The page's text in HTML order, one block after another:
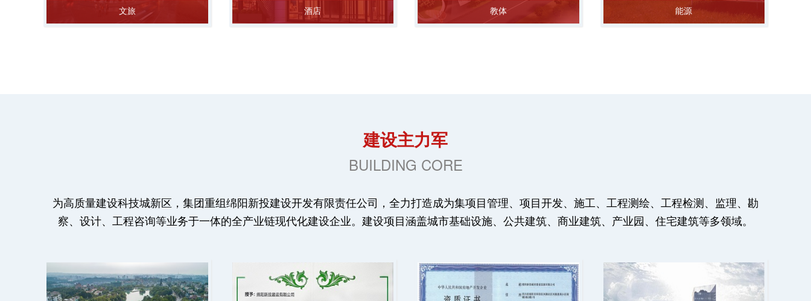
文旅 酒店 教体 能源
建设主力军
BUILDING CORE
为高质量建设科技城新区，集团重组绵阳新投建设开发有限责任公司，全力打造成为集项目管理、项目开发、施工、工程测绘、工程检测、监理、勘
察、设计、工程咨询等业务于一体的全产业链现代化建设企业。建设项目涵盖城市基础设施、公共建筑、商业建筑、产业园、住宅建筑等多领域。